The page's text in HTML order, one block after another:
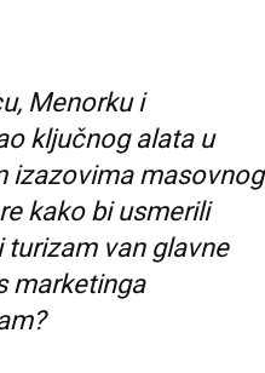
Menorku i
ključnog alata u
izazovima masovnog
kako bi usmerili
van glavne
marketinga